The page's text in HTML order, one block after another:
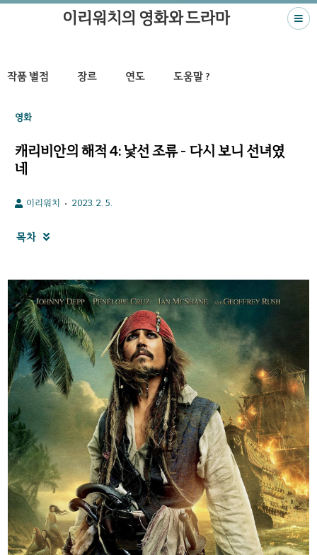
이리워치의 영화와 드라마
작품 별점 장르 연도 도움말 ?
영화
캐리비안의 해적 4: 낯선 조류 - 다시 보니 선녀였
네
이리워치 2023. 2. 5.
목차 